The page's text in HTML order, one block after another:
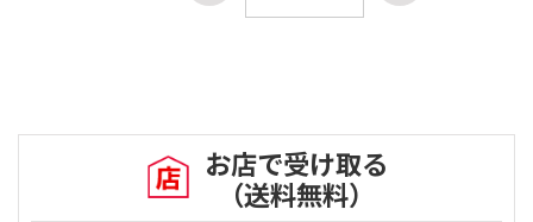
お店で受け取る
（送料無料）